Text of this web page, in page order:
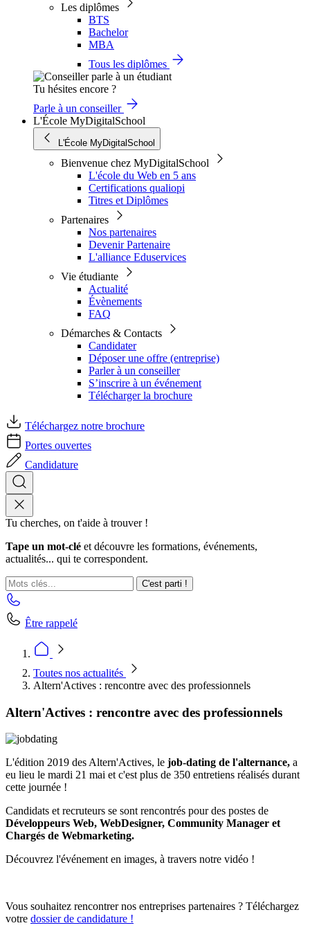
Les diplômes
BTS
Bachelor
MBA
Tous les diplômes
Tu hésites encore ?
Parle à un conseiller
L'École MyDigitalSchool
L'École MyDigitalSchool
Bienvenue chez MyDigitalSchool
L'école du Web en 5 ans
Certifications qualiopi
Titres et Diplômes
Partenaires
Nos partenaires
Devenir Partenaire
L'alliance Eduservices
Vie étudiante
Actualité
Évènements
FAQ
Démarches & Contacts
Candidater
Déposer une offre (entreprise)
Parler à un conseiller
S’inscrire à un événement
Télécharger la brochure
Téléchargez notre brochure
Portes ouvertes
Candidature
Tu cherches, on t'aide à trouver !
Tape un mot-clé et découvre les formations, événements,
actualités... qui te correspondent.
C'est parti !
Être rappelé
Toutes nos actualités
Altern'Actives : rencontre avec des professionnels
Altern'Actives : rencontre avec des professionnels
L'édition 2019 des Altern'Actives, le job-dating de l'alternance, a
eu lieu le mardi 21 mai et c'est plus de 350 entretiens réalisés durant
cette journée !
Candidats et recruteurs se sont rencontrés pour des postes de
Développeurs Web, WebDesigner, Community Manager et
Chargés de Webmarketing.
Découvrez l'événement en images, à travers notre vidéo !
Vous souhaitez rencontrer nos entreprises partenaires ? Téléchargez
votre dossier de candidature !